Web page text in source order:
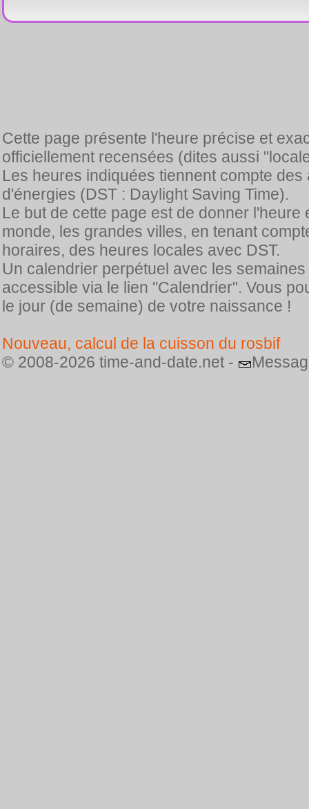
Cette page présente l'heure précise et
officiellement recensées (dites aussi
Les heures indiquées tiennent compte
d'énergies (DST : Daylight Saving Time).
Le but de cette page est de donner
monde, les grandes villes, en tenant
horaires, des heures locales avec DST.
Un calendrier perpétuel avec les
accessible via le lien "Calendrier". Vous
le jour (de semaine) de votre naissance !
Nouveau, calcul de la cuisson du rosbif
© 2008-2026 time-and-date.net -